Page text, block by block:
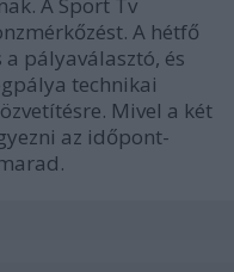
A hétfő
pályaválasztó, és
technikai
Mivel a két
az időpont-